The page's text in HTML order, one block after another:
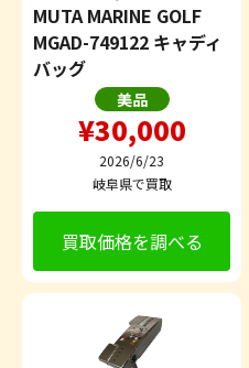
MUTA MARINE GOLF
MGAD-749122 キャディ
バッグ
美品
¥30,000
2026/6/23
岐阜県で買取
買取価格を調べる